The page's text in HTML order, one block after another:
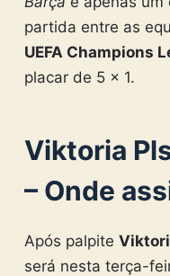
partida entre as
UEFA Champions
placar de 5 x 1.
Viktoria
– Onde
Após palpite
será nesta terça-